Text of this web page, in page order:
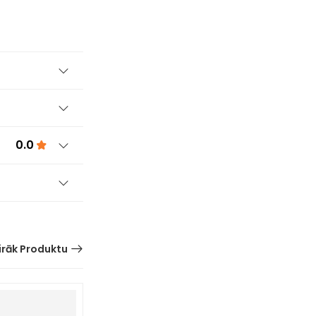
0.0
Produktu